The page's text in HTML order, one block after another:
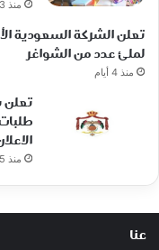
منذ 3 أيام
تعلن الشركة السعودية
لملئ عدد من الشواغر
منذ 4 أيام
تعلن
منذ 5 أيام
عنا